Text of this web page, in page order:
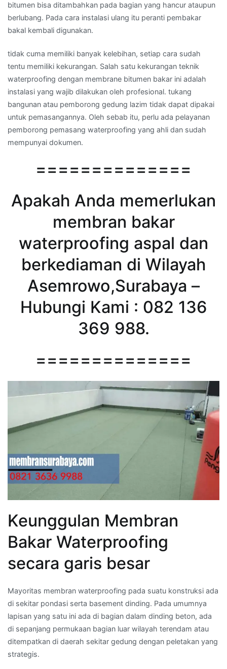
bitumen bisa ditambahkan pada bagian yang hancur ataupun
berlubang. Pada cara instalasi ulang itu peranti pembakar
bakal kembali digunakan.
tidak cuma memiliki banyak kelebihan, setiap cara sudah
tentu memiliki kekurangan. Salah satu kekurangan teknik
waterproofing dengan membrane bitumen bakar ini adalah
instalasi yang wajib dilakukan oleh profesional. tukang
bangunan atau pemborong gedung lazim tidak dapat dipakai
untuk pemasangannya. Oleh sebab itu, perlu ada pelayanan
pemborong pemasang waterproofing yang ahli dan sudah
mempunyai dokumen.
==============
Apakah Anda memerlukan
membran bakar
waterproofing aspal dan
berkediaman di Wilayah
Asemrowo,Surabaya –
Hubungi Kami : 082 136
369 988.
==============
Keunggulan Membran
Bakar Waterproofing
secara garis besar
Mayoritas membran waterproofing pada suatu konstruksi ada
di sekitar pondasi serta basement dinding. Pada umumnya
lapisan yang satu ini ada di bagian dalam dinding beton, ada
di sepanjang permukaan bagian luar wilayah terendam atau
ditempatkan di daerah sekitar gedung dengan peletakan yang
strategis.